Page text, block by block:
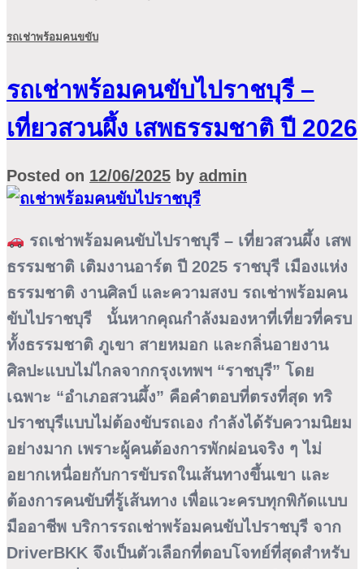
รถเช่าพร้อมคนขขับ
รถเช่าพร้อมคนขับไปราชบุรี –
เที่ยวสวนผึ้ง เสพธรรมชาติ ปี 2026
Posted on 12/06/2025 by admin
รถเช่าพร้อมคนขับไปราชบุรี – เที่ยวสวนผึ้ง เสพ
ธรรมชาติ เติมงานอาร์ต ปี 2025 ราชบุรี เมืองแห่ง
ธรรมชาติ งานศิลป์ และความสงบ รถเช่าพร้อมคน
ขับไปราชบุรี นั้นหากคุณกำลังมองหาที่เที่ยวที่ครบ
ทั้งธรรมชาติ ภูเขา สายหมอก และกลิ่นอายงาน
ศิลปะแบบไม่ไกลจากกรุงเทพฯ “ราชบุรี” โดย
เฉพาะ “อำเภอสวนผึ้ง” คือคำตอบที่ตรงที่สุด ทริ
ปราชบุรีแบบไม่ต้องขับรถเอง กำลังได้รับความนิยม
อย่างมาก เพราะผู้คนต้องการพักผ่อนจริง ๆ ไม่
อยากเหนื่อยกับการขับรถในเส้นทางขึ้นเขา และ
ต้องการคนขับที่รู้เส้นทาง เพื่อแวะครบทุกพิกัดแบบ
มืออาชีพ บริการรถเช่าพร้อมคนขับไปราชบุรี จาก
DriverBKK จึงเป็นตัวเลือกที่ตอบโจทย์ที่สุดสำหรับ